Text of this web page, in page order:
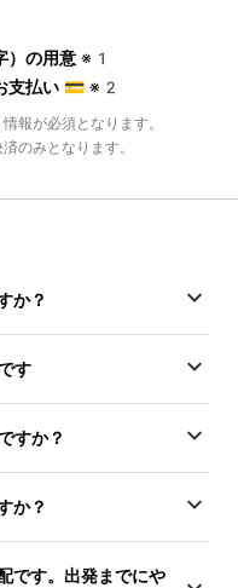
）の用意 ※1
支払い 💳 ※2
が必須となります。
みとなります。
か？
す
すか？
か？
です。出発までにや